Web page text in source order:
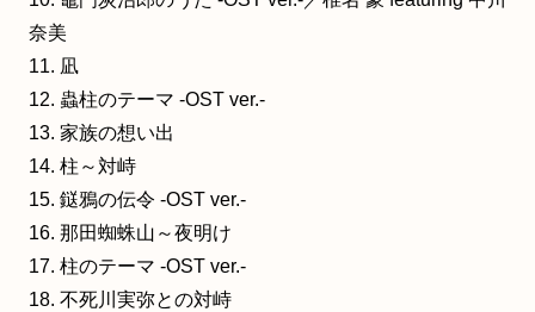
奈美
11. 凪
12. 蟲柱のテーマ -OST ver.-
13. 家族の想い出
14. 柱～対峙
15. 鎹鴉の伝令 -OST ver.-
16. 那田蜘蛛山～夜明け
17. 柱のテーマ -OST ver.-
18. 不死川実弥との対峙